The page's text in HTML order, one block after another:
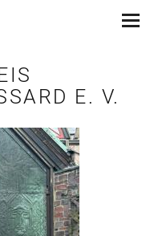
E. V.